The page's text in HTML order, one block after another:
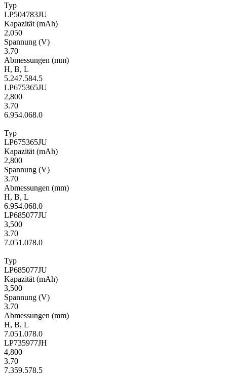
Typ
LP504783JU
Kapa­zität (mAh)
2,050
Span­nung (V)
3.70
Ab­mes­sungen (mm)
H, B, L
5.247.584.5
LP675365JU
2,800
3.70
6.954.068.0
Typ
LP675365JU
Kapa­zität (mAh)
2,800
Span­nung (V)
3.70
Ab­mes­sungen (mm)
H, B, L
6.954.068.0
LP685077JU
3,500
3.70
7.051.078.0
Typ
LP685077JU
Kapa­zität (mAh)
3,500
Span­nung (V)
3.70
Ab­mes­sungen (mm)
H, B, L
7.051.078.0
LP735977JH
4,800
3.70
7.359.578.5